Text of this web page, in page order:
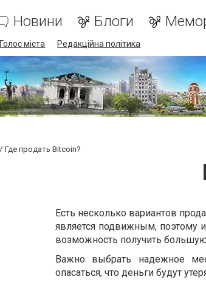
Новини Блоги
Голос міста Редакційна політика
Где продать Bitcoin?
Есть несколько вариантов
является подвижным, поэтому
возможность получить
Важно выбрать надежное
опасаться, что деньги будут